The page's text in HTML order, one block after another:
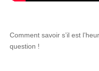
Comment savoir s’il est
question !